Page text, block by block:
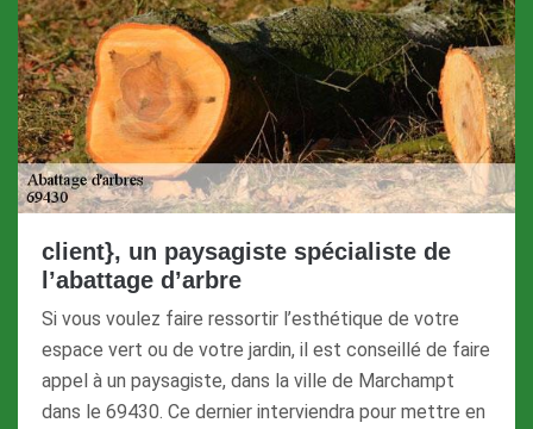
client}, un paysagiste spécialiste de
l’abattage d’arbre
Si vous voulez faire ressortir l’esthétique de votre
espace vert ou de votre jardin, il est conseillé de faire
appel à un paysagiste, dans la ville de Marchampt
dans le 69430. Ce dernier interviendra pour mettre en